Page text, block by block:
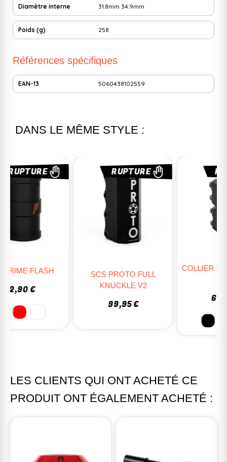
Diamètre interne 31.8mm 34.9mm
Poids (g) 258
Références spécifiques
EAN-13 5060438102559
DANS LE MÊME STYLE :
RUPTURE
SCS PROTO FULL
RUPTURE
COLLIER SCS APEX V3 4
LES CLIENTS QUI ONT ACHETÉ CE
PRODUIT ONT ÉGALEMENT ACHETÉ :